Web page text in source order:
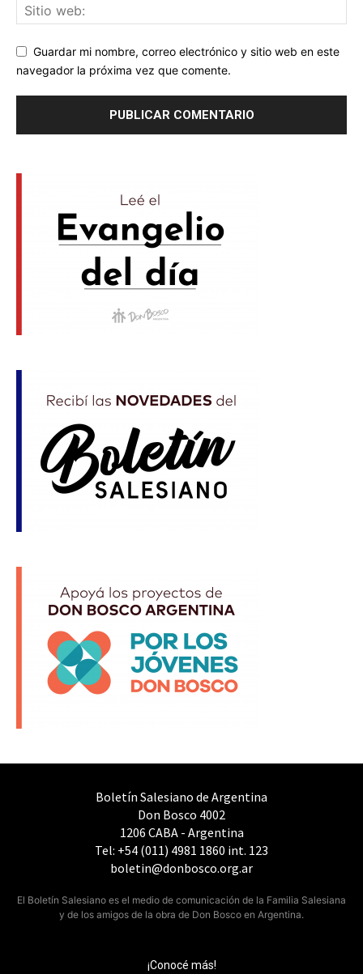
Guardar mi nombre, correo electrónico y sitio web en este
navegador la próxima vez que comente.
Boletín Salesiano de Argentina
Don Bosco 4002
1206 CABA - Argentina
Tel: +54 (011) 4981 1860 int. 123
boletin@donbosco.org.ar
El Boletín Salesiano es el medio de comunicación de la Familia Salesiana
y de los amigos de la obra de Don Bosco en Argentina.
¡Conocé más!